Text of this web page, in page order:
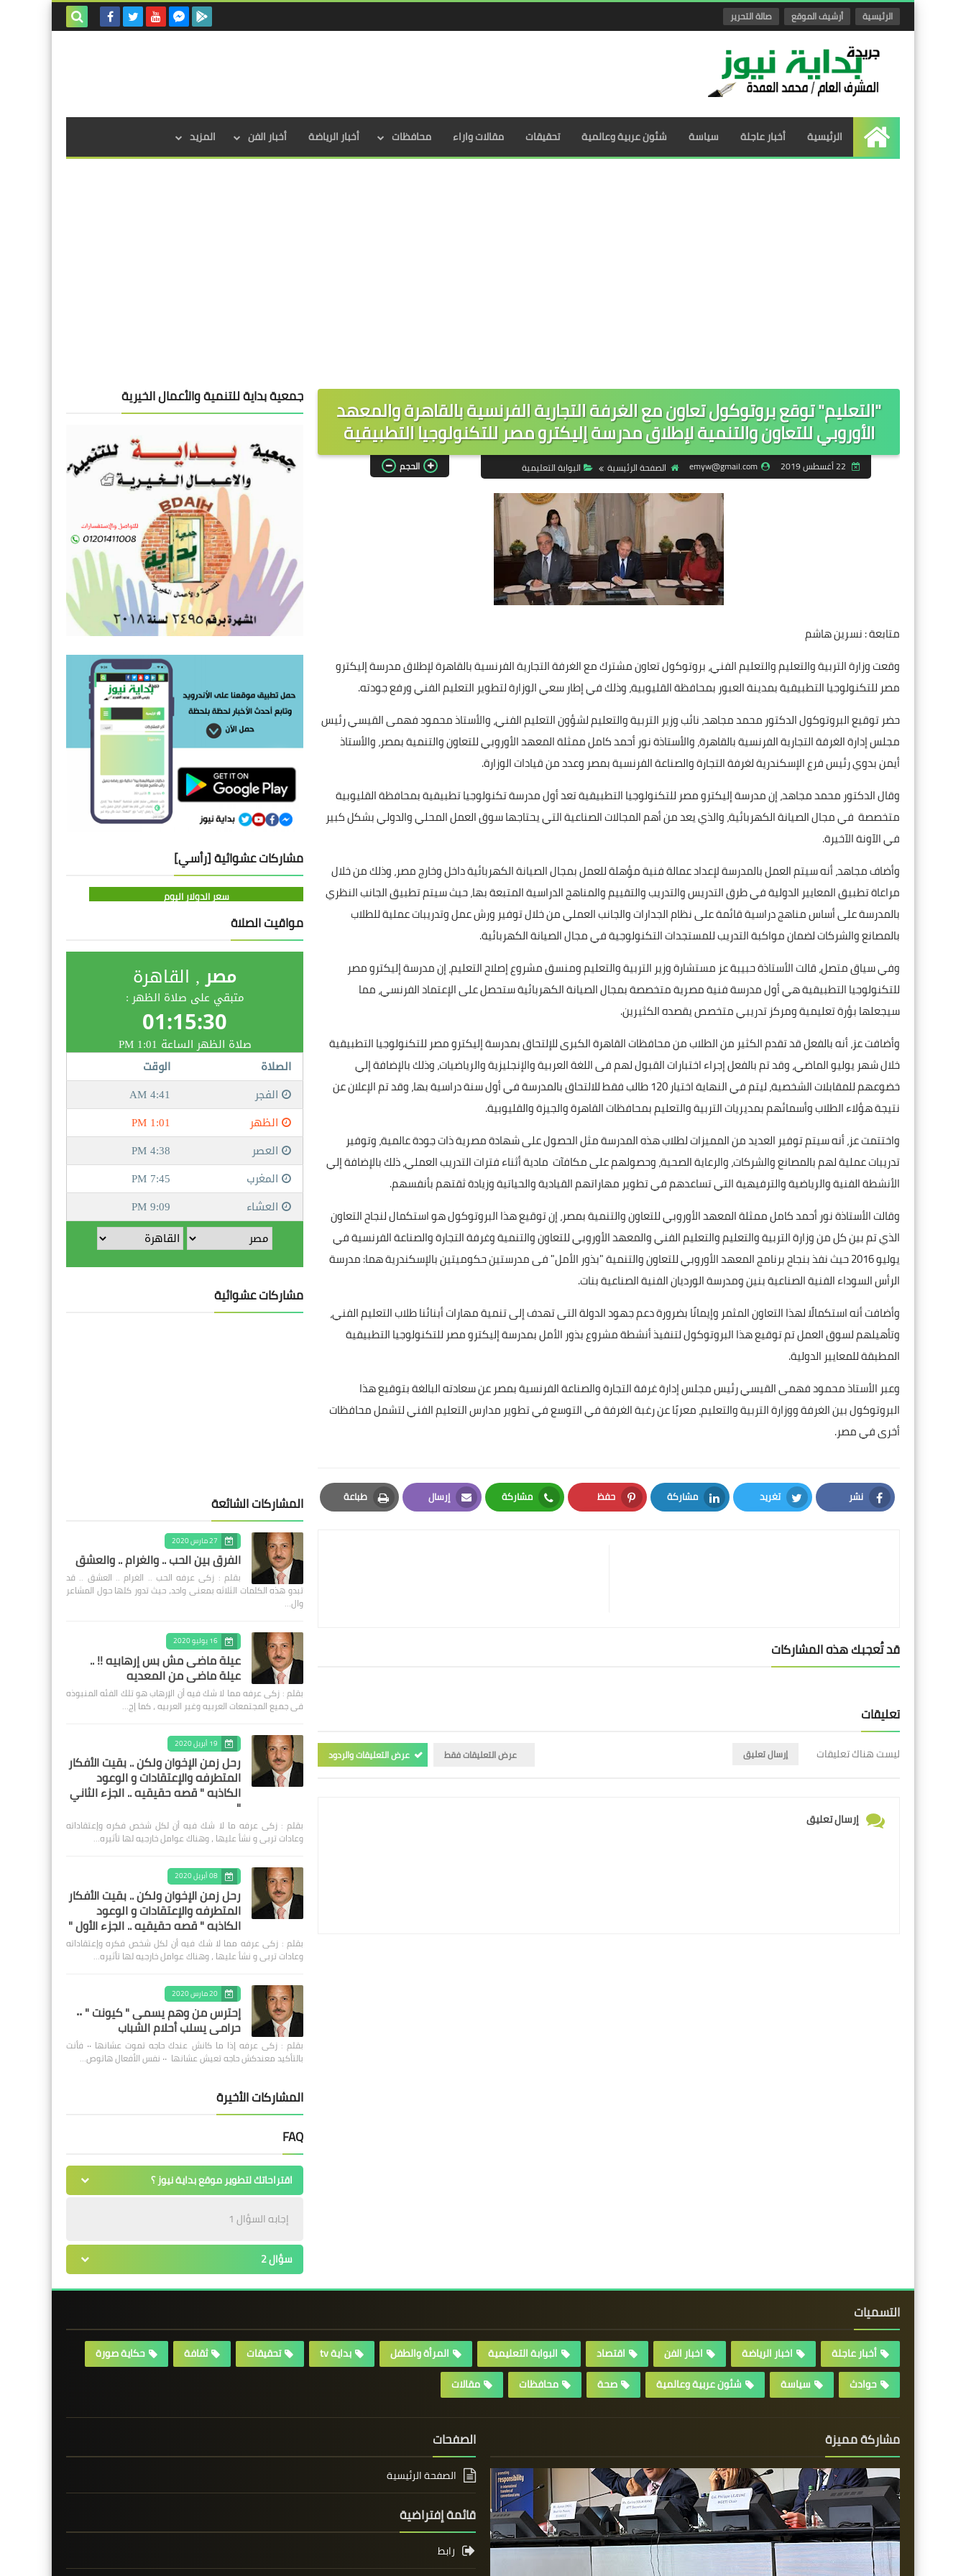
الرئيسية أرشيف الموقع صالة التحرير
الرئيسية
الرئيسية أخبار عاجلة سياسة شئون عربية وعالمية تحقيقات مقالات واراء محافظات أخبار الرياضة أخبار الفن المزيد
"التعليم" توقع بروتوكول تعاون مع الغرفة التجارية الفرنسية بالقاهرة والمعهد
الأوروبي للتعاون والتنمية لإطلاق مدرسة إليكترو مصر للتكنولوجيا التطبيقية
emyw@gmail.com الصفحة الرئيسية البوابة التعليمية الحجم
متابعة : نسرين هاشم
وقعت وزارة التربية والتعليم والتعليم الفني، بروتوكول تعاون مشترك مع الغرفة التجارية الفرنسية بالقاهرة لإطلاق مدرسة إليكترو
مصر للتكنولوجيا التطبيقية بمدينة العبور بمحافظة القليوبية، وذلك في إطار سعي الوزارة لتطوير التعليم الفني ورفع جودته.
حضر توقيع البروتوكول الدكتور محمد مجاهد، نائب وزير التربية والتعليم لشؤون التعليم الفني، والأستاذ محمود فهمى القيسي رئيس
مجلس إدارة الغرفة التجارية الفرنسية بالقاهرة، والأستاذة نور أحمد كامل ممثلة المعهد الأوروبي للتعاون والتنمية بمصر، والأستاذ
أيمن بدوي رئيس فرع الإسكندرية لغرفة التجارة والصناعة الفرنسية بمصر وعدد من قيادات الوزارة.
وقال الدكتور محمد مجاهد، إن مدرسة إليكترو مصر للتكنولوجيا التطبيقية تعد أول مدرسة تكنولوجيا تطبيقية بمحافظة القليوبية
متخصصة في مجال الصيانة الكهربائية، والذي يعد من أهم المجالات الصناعية التي يحتاجها سوق العمل المحلي والدولي بشكل كبير
في الآونة الآخيرة.
وأضاف مجاهد، أنه سيتم العمل بالمدرسة لإعداد عمالة فنية مؤهلة للعمل بمجال الصيانة الكهربائية داخل وخارج مصر، وذلك من خلال
مراعاة تطبيق المعايير الدولية في طرق التدريس والتدريب والتقييم والمناهج الدراسية المتبعة بها، حيث سيتم تطبيق الجانب النظري
بالمدرسة على أساس مناهج دراسية قائمة على نظام الجدارات والجانب العملي من خلال توفير ورش عمل وتدريبات عملية للطلاب
بالمصانع والشركات لضمان مواكبة التدريب للمستجدات التكنولوجية في مجال الصيانة الكهربائية.
وفي سياق متصل، قالت الأستاذة حبيبة عز مستشارة وزير التربية والتعليم ومنسق مشروع إصلاح التعليم، إن مدرسة إليكترو مصر
للتكنولوجيا التطبيقية هي أول مدرسة فنية مصرية متخصصة بمجال الصيانة الكهربائية ستحصل على الإعتماد الفرنسي، مما
سيجعلها بؤرة تعليمية ومركز تدريبي متخصص يقصده الكثيرين.
وأضافت عز، أنه بالفعل قد تقدم الكثير من الطلاب من محافظات القاهرة الكبرى للإلتحاق بمدرسة إليكترو مصر للتكنولوجيا التطبيقية
خلال شهر يوليو الماضي، وقد تم بالفعل إجراء اختبارات القبول لهم فى اللغة العربية والإنجليزية والرياضيات، وذلك بالإضافة إلي
خضوعهم للمقابلات الشخصية، ليتم في النهاية اختيار 120 طالب فقط للالتحاق بالمدرسة في أول سنة دراسية بها، وقد تم الإعلان عن
نتيجة هؤلاء الطلاب وأسمائهم بمديريات التربية والتعليم بمحافظات القاهرة والجيزة والقليوبية.
واختتمت عز، أنه سيتم توفير العديد من المميزات لطلاب هذه المدرسة مثل الحصول على شهادة مصرية ذات جودة عالمية، وتوفير
تدريبات عملية لهم بالمصانع والشركات، والرعاية الصحية، وحصولهم على مكافآت مادية أثناء فترات التدريب العملي، ذلك بالإضافة إلي
الأنشطة الفنية والرياضية والترفيهية التي تساعدهم في تطوير مهاراتهم القيادية والحياتية وزيادة ثقتهم بأنفسهم.
وقالت الأستاذة نور أحمد كامل ممثلة المعهد الأوروبي للتعاون والتنمية بمصر، إن توقيع هذا البروتوكول هو استكمال لنجاح التعاون
الذي تم بين كل من وزارة التربية والتعليم والتعليم الفني والمعهد الأوروبي للتعاون والتنمية وغرفة التجارة والصناعة الفرنسية في
يوليو 2016 حيث نفذ بنجاح برنامج المعهد الأوروبي للتعاون والتنمية "بذور الأمل" فى مدرستين حكوميتين بالإسكندرية هما: مدرسة
الرأس السوداء الفنية الصناعية بنين ومدرسة الورديان الفنية الصناعية بنات.
وأضافت أنه استكمالًا لهذا التعاون المثمر وإيمانًا بضرورة دعم جهود الدولة التى تهدف إلى تنمية مهارات أبنائنا طلاب التعليم الفني،
وتأهيلهم لسوق العمل تم توقيع هذا البروتوكول لتنفيذ أنشطة مشروع بذور الأمل بمدرسة إليكترو مصر للتكنولوجيا التطبيقية
المطبقة للمعايير الدولية.
وعبر الأستاذ محمود فهمى القيسي رئيس مجلس إدارة غرفة التجارة والصناعة الفرنسية بمصر عن سعادته البالغة بتوقيع هذا
البروتوكول بين الغرفة ووزارة التربية والتعليم، معربًا عن رغبة الغرفة في التوسع في تطوير مدارس التعليم الفني لتشمل محافظات
أخرى في مصر.
نشر
Facebook
تغريد
Twitter
مشاركة
LinkedIn
حفظ
Pinterest
مشاركة
Whatsapp
إرسال
Email
طباعة
Print
قد تُعجبك هذه المشاركات
تعليقات
ليست هناك تعليقات إرسال تعليق عرض التعليقات فقط عرض التعليقات والردود
إرسال تعليق
جمعية بداية للتنمية والأعمال الخيرية
مشاركات عشوائية [رأسي]
سعر الدولار اليوم
مواقيت الصلاة
مشاركات عشوائية
المشاركات الشائعة
27 مارس 2020
الفرق بين الحب .. والغرام .. والعشق
بقلم : زكى عرفه الحب .. الغرام .. العشق .. قد
تبدو هذه الكلمات الثلاثه بمعنى واحد، حيث تدور كلها حول المشاعر
وال…
16 يوليو 2020
عيلة ماضى مش بس إرهابيه !! ..
عيلة ماضى من المعديه
بقلم : زكى عرفه مما لا شك فيه أن الإرهاب هو تلك الفئه المنبوذه
فى جميع المجتمعات العربيه وغير العربيه ، كما إج…
19 أبريل 2020
رحل زمن الإخوان ولكن .. بقيت الأفكار
المتطرفه والإعتقادات و الوعود
الكاذبه " قصه حقيقيه .. الجزء الثاني
"
بقلم : زكى عرفه ‎ما لا شك فيه أن لكل شخص فكره وإعتقاداته
وعادات تربى و نشأ عليها ، وهناك عوامل خارجيه لها تأثيره…
08 أبريل 2020
رحل زمن الإخوان ولكن .. بقيت الأفكار
المتطرفه والإعتقادات و الوعود
الكاذبه " قصه حقيقيه .. الجزء الأول "
بقلم : زكى عرفه مما لا شك فيه أن لكل شخص فكره وإعتقاداته
وعادات تربى و نشأ عليها ، وهناك عوامل خارجيه لها تأثيره…
20 مارس 2020
إحترس من وهم يسمى " كيونت " ٠٠
حرامى يسلب أحلام الشباب
بقلم : زكى عرفه ‎إذا ما كانش عندك حاجه تموت عشانها ٠٠ فأنت
بالتأكيد معندكش حاجه تعيش عشانها ٠٠ نفس الأفعال هاتوص…
المشاركات الأخيرة
FAQ
اقتراحاتك لتطوير موقع بداية نيوز ؟
إجابه السؤال 1
سؤال 2
التسميات
أخبار عاجلة اخبار الرياضة اخبار الفن اقتصاد البوابة التعليمية المرأة والطفل بداية tv تحقيقات ثقافة
حكاية صورة
حوادث
سياسة شئون عربية وعالمية صحة محافظات مقالات
مشاركة مميزة الصفحات
الصفحة الرئيسية
قائمة إفتراضية
رابط